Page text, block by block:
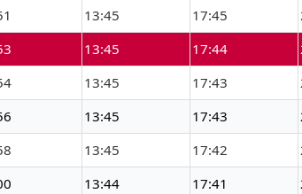
13:45 17:45
13:45 17:44
13:45 17:43
13:45 17:43
13:45 17:42
13:44 17:41